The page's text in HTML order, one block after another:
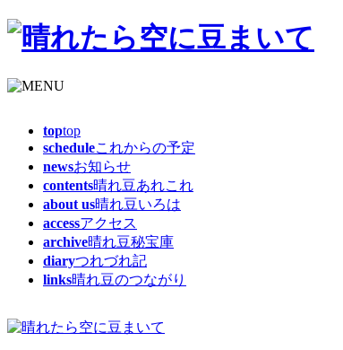
toptop
scheduleこれからの予定
newsお知らせ
contents晴れ豆あれこれ
about us晴れ豆いろは
accessアクセス
archive晴れ豆秘宝庫
diaryつれづれ記
links晴れ豆のつながり